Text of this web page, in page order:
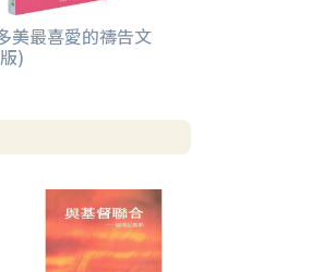
美最喜愛的禱告文
)